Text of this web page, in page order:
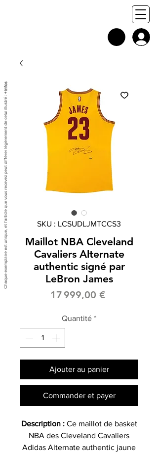
SKU : LCSUDLJMTCCS3
Maillot NBA Cleveland
Cavaliers Alternate
authentic signé par
LeBron James
17 999,00 €Prix
Quantité *
Ajouter au panier
Commander et payer
Description : Ce maillot de basket
NBA des Cleveland Cavaliers
Adidas Alternate authentic jaune
Chaque exemplaire est unique, et l'article que vous recevez peut différer légèrement de celui illustré :
+ infos